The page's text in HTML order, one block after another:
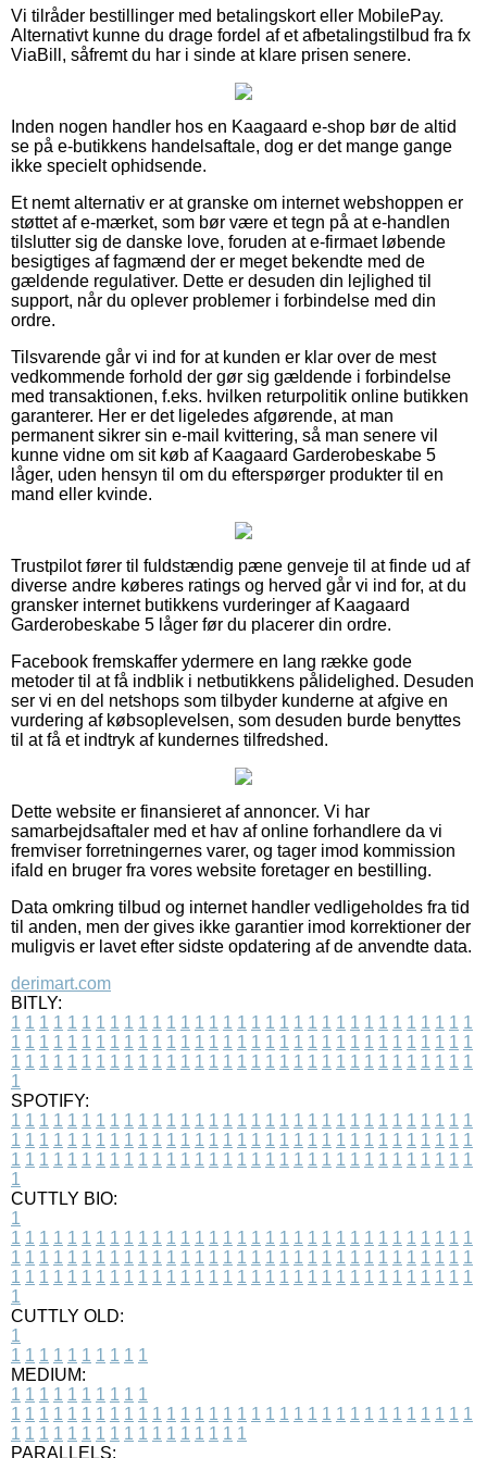
Vi tilråder bestillinger med betalingskort eller MobilePay.
Alternativt kunne du drage fordel af et afbetalingstilbud fra fx
ViaBill, såfremt du har i sinde at klare prisen senere.
Inden nogen handler hos en Kaagaard e-shop bør de altid
se på e-butikkens handelsaftale, dog er det mange gange
ikke specielt ophidsende.
Et nemt alternativ er at granske om internet webshoppen er
støttet af e-mærket, som bør være et tegn på at e-handlen
tilslutter sig de danske love, foruden at e-firmaet løbende
besigtiges af fagmænd der er meget bekendte med de
gældende regulativer. Dette er desuden din lejlighed til
support, når du oplever problemer i forbindelse med din
ordre.
Tilsvarende går vi ind for at kunden er klar over de mest
vedkommende forhold der gør sig gældende i forbindelse
med transaktionen, f.eks. hvilken returpolitik online butikken
garanterer. Her er det ligeledes afgørende, at man
permanent sikrer sin e-mail kvittering, så man senere vil
kunne vidne om sit køb af Kaagaard Garderobeskabe 5
låger, uden hensyn til om du efterspørger produkter til en
mand eller kvinde.
Trustpilot fører til fuldstændig pæne genveje til at finde ud af
diverse andre køberes ratings og herved går vi ind for, at du
gransker internet butikkens vurderinger af Kaagaard
Garderobeskabe 5 låger før du placerer din ordre.
Facebook fremskaffer ydermere en lang række gode
metoder til at få indblik i netbutikkens pålidelighed. Desuden
ser vi en del netshops som tilbyder kunderne at afgive en
vurdering af købsoplevelsen, som desuden burde benyttes
til at få et indtryk af kundernes tilfredshed.
Dette website er finansieret af annoncer. Vi har
samarbejdsaftaler med et hav af online forhandlere da vi
fremviser forretningernes varer, og tager imod kommission
ifald en bruger fra vores website foretager en bestilling.
Data omkring tilbud og internet handler vedligeholdes fra tid
til anden, men der gives ikke garantier imod korrektioner der
muligvis er lavet efter sidste opdatering af de anvendte data.
derimart.com
BITLY:
1 1 1 1 1 1 1 1 1 1 1 1 1 1 1 1 1 1 1 1 1 1 1 1 1 1 1 1 1 1 1 1 1
1 1 1 1 1 1 1 1 1 1 1 1 1 1 1 1 1 1 1 1 1 1 1 1 1 1 1 1 1 1 1 1 1
1 1 1 1 1 1 1 1 1 1 1 1 1 1 1 1 1 1 1 1 1 1 1 1 1 1 1 1 1 1 1 1 1
1
SPOTIFY:
1 1 1 1 1 1 1 1 1 1 1 1 1 1 1 1 1 1 1 1 1 1 1 1 1 1 1 1 1 1 1 1 1
1 1 1 1 1 1 1 1 1 1 1 1 1 1 1 1 1 1 1 1 1 1 1 1 1 1 1 1 1 1 1 1 1
1 1 1 1 1 1 1 1 1 1 1 1 1 1 1 1 1 1 1 1 1 1 1 1 1 1 1 1 1 1 1 1 1
1
CUTTLY BIO:
1
1 1 1 1 1 1 1 1 1 1 1 1 1 1 1 1 1 1 1 1 1 1 1 1 1 1 1 1 1 1 1 1 1
1 1 1 1 1 1 1 1 1 1 1 1 1 1 1 1 1 1 1 1 1 1 1 1 1 1 1 1 1 1 1 1 1
1 1 1 1 1 1 1 1 1 1 1 1 1 1 1 1 1 1 1 1 1 1 1 1 1 1 1 1 1 1 1 1 1
1
CUTTLY OLD:
1
1 1 1 1 1 1 1 1 1 1
MEDIUM:
1 1 1 1 1 1 1 1 1 1
1 1 1 1 1 1 1 1 1 1 1 1 1 1 1 1 1 1 1 1 1 1 1 1 1 1 1 1 1 1 1 1 1
1 1 1 1 1 1 1 1 1 1 1 1 1 1 1 1 1
PARALLELS: